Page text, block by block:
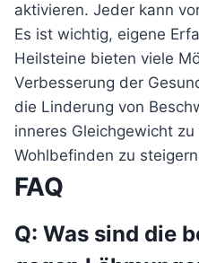
aktivieren. Jeder kann
Es ist wichtig, eigene
Heilsteine bieten viele
Verbesserung der
die Linderung von
inneres Gleichgewicht
Wohlbefinden zu
FAQ
Q: Was sind die